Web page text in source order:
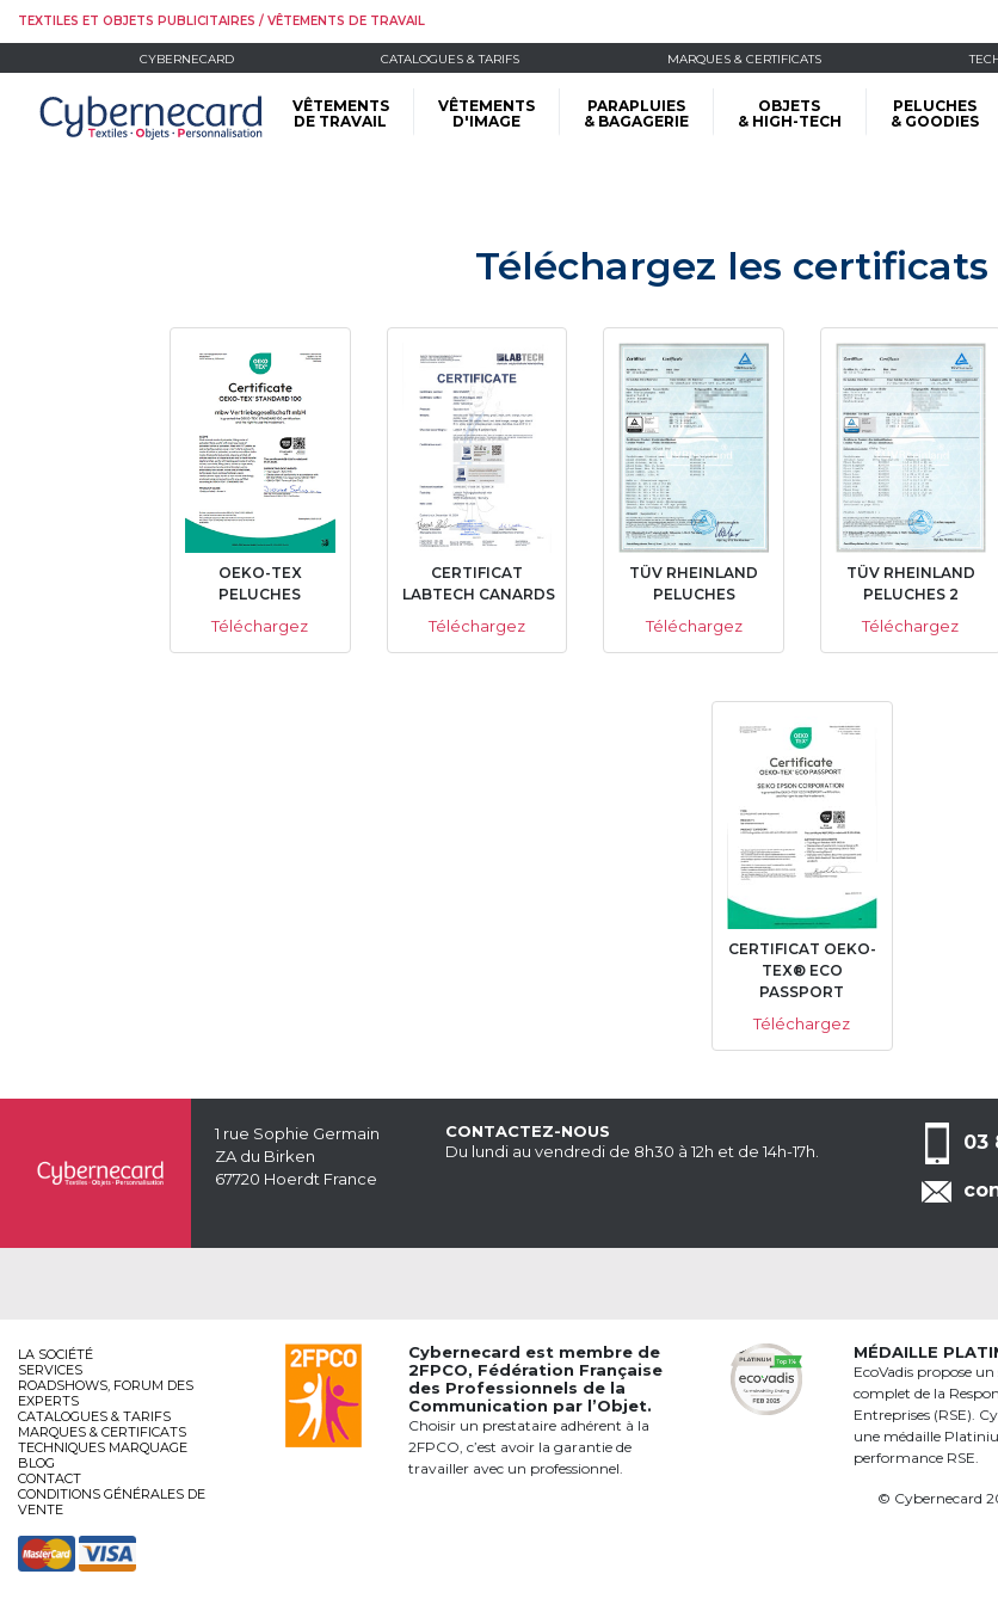
TEXTILES ET OBJETS PUBLICITAIRES / VÊTEMENTS DE TRAVAIL
CYBERNECARD CATALOGUES & TARIFS MARQUES & CERTIFICATS
VÊTEMENTS
DE TRAVAIL
VÊTEMENTS
D'IMAGE
PARAPLUIES
& BAGAGERIE
OBJETS
& HIGH-TECH
PELUCHES
& GOODIES
Téléchargez les certificats
OEKO-TEX
PELUCHES
Téléchargez
CERTIFICAT
LABTECH CANARDS
Téléchargez
TÜV RHEINLAND
PELUCHES
Téléchargez
TÜV RHEINLAND
PELUCHES 2
Téléchargez
CERTIFICAT OEKO-
TEX® ECO
PASSPORT
Téléchargez
1 rue Sophie Germain
ZA du Birken
67720 Hoerdt France
CONTACTEZ-NOUS
Du lundi au vendredi de 8h30 à 12h et de 14h-17h.
03
LA SOCIÉTÉ
SERVICES
ROADSHOWS, FORUM DES
EXPERTS
CATALOGUES & TARIFS
MARQUES & CERTIFICATS
TECHNIQUES MARQUAGE
BLOG
CONTACT
CONDITIONS GÉNÉRALES DE
VENTE
Cybernecard est membre de
2FPCO, Fédération Française
des Professionnels de la
Communication par l’Objet.
Choisir un prestataire adhérent à la
2FPCO, c’est avoir la garantie de
travailler avec un professionnel.
MÉDAILLE
EcoVadis propose
complet de la
Entreprises (RSE).
une médaille
performance RSE.
© Cybernecard